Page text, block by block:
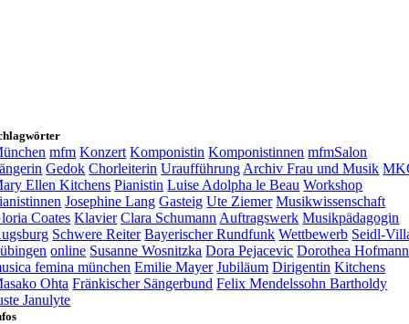
mfm Konzert Komponistin Komponistinnen mfmSalon
Gedok Chorleiterin Uraufführung Archiv Frau und Musik
Ellen Kitchens Pianistin Luise Adolpha le Beau Workshop
Josephine Lang Gasteig Ute Ziemer Musikwissenschaft
Coates Klavier Clara Schumann Auftragswerk Musikpädagogin
Schwere Reiter Bayerischer Rundfunk Wettbewerb Seidl-
online Susanne Wosnitzka Dora Pejacevic Dorothea Hofmann
femina münchen Emilie Mayer Jubiläum Dirigentin Kitchens
Ohta Fränkischer Sängerbund Felix Mendelssohn Bartholdy
Janulyte